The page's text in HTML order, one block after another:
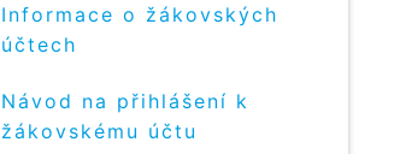
Informace o žákovských
účtech
Návod na přihlášení k
žákovskému účtu